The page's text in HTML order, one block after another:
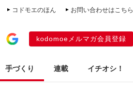
コドモエのほん お問い合わせはこちら
kodomoeメルマガ会員登録
手づくり 連載 イチオシ！